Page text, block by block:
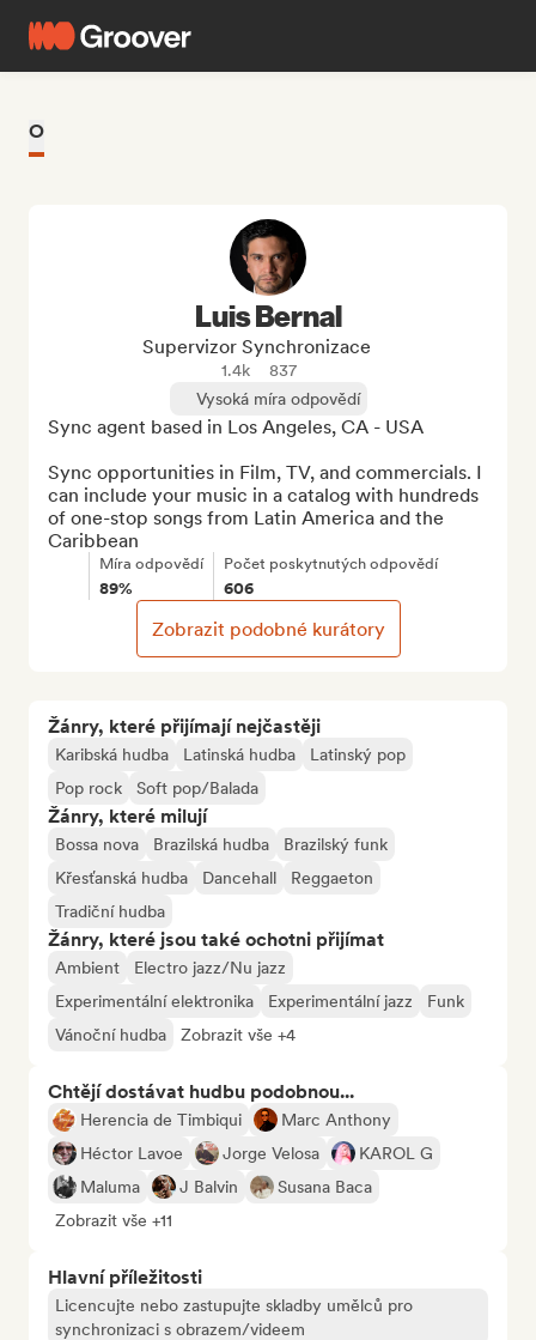
O
Žánry, které přijímají nejčastěji
Karibská hudba Latinská hudba
Latinský pop
Pop rock
Soft pop/Balada
Žánry, které milují
Bossa nova Brazilská hudba
Brazilský funk
Křesťanská hudba
Dancehall
Reggaeton
Tradiční hudba
Žánry, které jsou také ochotni přijímat
Ambient
Electro jazz/Nu jazz
Experimentální elektronika
Experimentální jazz
Funk
Vánoční hudba
Zobrazit vše +4
Chtějí dostávat hudbu podobnou...
Herencia de Timbiqui
Marc Anthony
Héctor Lavoe
Jorge Velosa
KAROL G
Maluma
J Balvin
Susana Baca
Zobrazit vše +11
Hlavní příležitosti
Licencujte nebo zastupujte skladby umělců pro
synchronizaci s obrazem/videem
Luis Bernal
Supervizor Synchronizace
1.4k
837
Vysoká míra odpovědí
Sync agent based in Los Angeles, CA - USA
Sync opportunities in Film, TV, and commercials. I
can include your music in a catalog with hundreds
of one-stop songs from Latin America and the
Caribbean
Míra odpovědí
89%
Počet poskytnutých odpovědí
606
Zobrazit podobné kurátory